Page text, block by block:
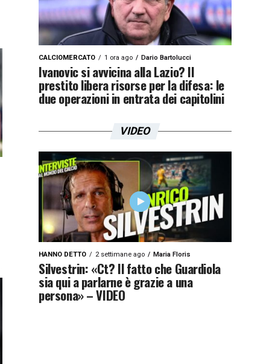
CALCIOMERCATO 1 ora ago Dario Bartolucci
Ivanovic si avvicina alla Lazio? Il
prestito libera risorse per la difesa: le
due operazioni in entrata dei capitolini
VIDEO
HANNO DETTO 2 settimane ago Maria Floris
Silvestrin: «Ct? Il fatto che Guardiola
sia qui a parlarne è grazie a una
persona» – VIDEO